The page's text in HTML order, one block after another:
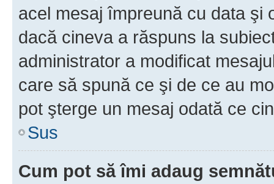
acel mesaj împreună cu data şi
dacă cineva a răspuns la
administrator a modificat
care să spună ce şi de ce au
pot şterge un mesaj odată ce
Sus
Cum pot să îmi adaug